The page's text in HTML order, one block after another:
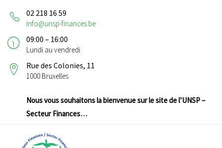
02 218 16 59
info@unsp-finances.be
09:00 – 16:00
Lundi au vendredi
Rue des Colonies, 11
1000 Bruxelles
Nous vous souhaitons la bienvenue sur le site de l’UNSP –
Secteur Finances…